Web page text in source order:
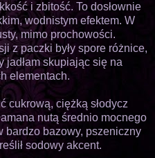
i zbitość. To dosłownie
wodnistym efektem. W
mimo prochowości.
z paczki były spore różnice,
jadłam skupiając się na
elementach.
cukrową, ciężką słodycz
nutą średnio mocnego
bardzo bazowy, pszeniczny
sodowy akcent.